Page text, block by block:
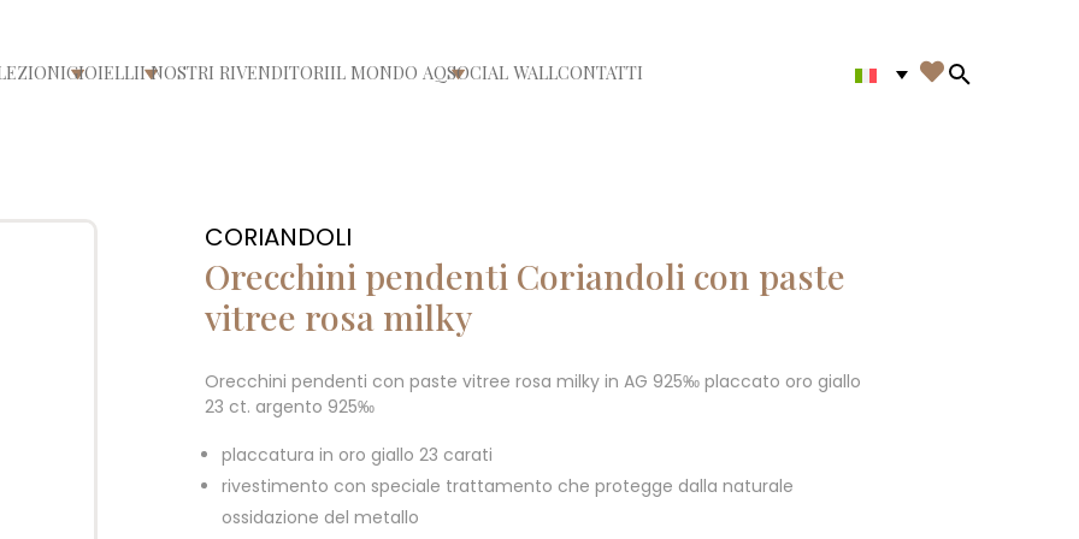
menù
Apri/chiudi menù
GIOIELLIApri/chiudi menù
I NOSTRI RIVENDITORIIL MONDO AQApri/chiudi menù
SOCIAL WALLCONTATTI 
Search in
CORIANDOLI
Orecchini pendenti Coriandoli con paste
vitree rosa milky
Orecchini pendenti con paste vitree rosa milky in AG 925‰ placcato oro giallo
23 ct. argento 925‰
placcatura in oro giallo 23 carati
rivestimento con speciale trattamento che protegge dalla naturale
ossidazione del metallo